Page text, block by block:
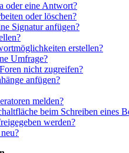
oder eine Antwort?
oder löschen?
Signatur anfügen?
erstellen?
Umfrage?
nicht zugreifen?
anfügen?
melden?
beim Schreiben eines
werden?